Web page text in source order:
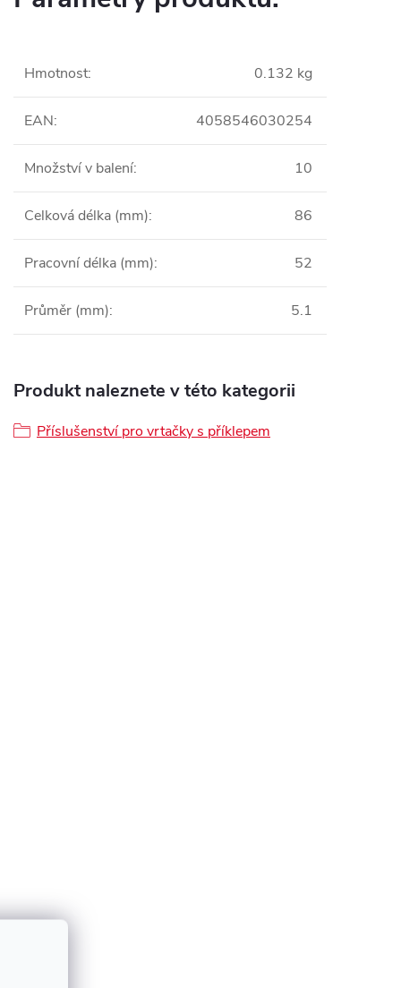
Hmotnost: 0.132 kg
EAN: 4058546030254
Množství v balení: 10
Celková délka (mm): 86
Pracovní délka (mm): 52
Průměr (mm): 5.1
Produkt naleznete v této kategorii
Příslušenství pro vrtačky s příklepem